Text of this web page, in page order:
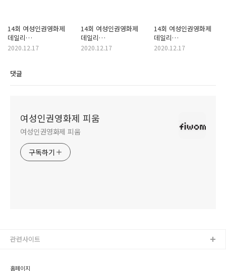
14회 여성인권영화제
데일리
뉴스레터05_D+5,
2020.12.17
14회 여성인권영화제
데일리
뉴스레터04_D+4,
2020.12.17
14회 여성인권영화제
데일리
뉴스레터02_D+2, 예매
2020.12.17
댓글
여성인권영화제 피움
여성인권영화제 피움
구독하기
홈페이지
관련사이트